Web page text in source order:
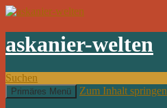
askanier-welten
Suchen
Primäres Menü Zum Inhalt springen